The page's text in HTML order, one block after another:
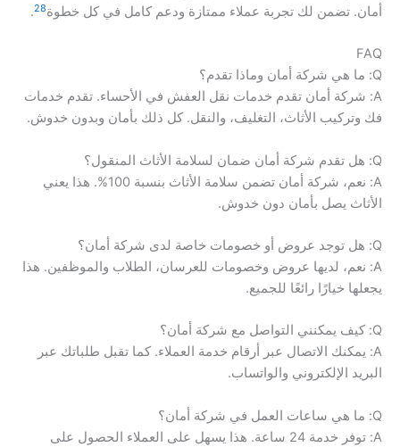
أمان. تضمن لك تجربة عملاء ممتازة ودعم كامل في كل خطوة28
.
FAQ
Q: ما هي شركة أمان وماذا تقدم؟
A: شركة أمان تقدم خدمات نقل العفش في الأحساء. تقدم خدمات
فك وتركيب الأثاث، التغليف، والنقل. كل ذلك بأمان وبدون خدوش.
Q: هل تقدم شركة أمان ضمان لسلامة الأثاث المنقول؟
A: نعم، شركة أمان تضمن سلامة الأثاث بنسبة 100%. هذا يعني
الأثاث يصل بأمان دون خدوش.
Q: هل توجد عروض أو خصومات خاصة لدى شركة أمان؟
A: نعم، لديها عروض وخصومات للعرسان، الطلاب والموظفين. هذا
يجعلها خيارًا رائعًا للجميع.
Q: كيف يمكنني التواصل مع شركة أمان؟
A: يمكنك الاتصال عبر أرقام خدمة العملاء. كما تقبل طلباتك عبر
البريد الإلكتروني والواتساب.
Q: ما هي ساعات العمل في شركة أمان؟
A: توفر خدمة 24 ساعة. هذا يسهل على العملاء الحصول على